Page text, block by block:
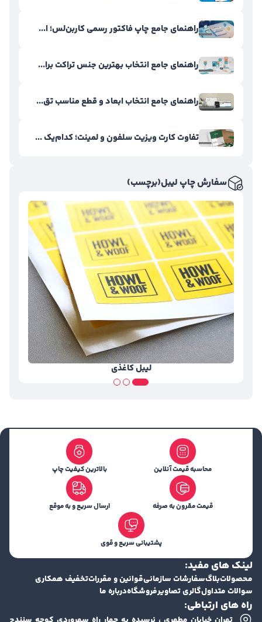
راهنمای جامع چاپ فاکتور رسمی کاربن‌لس؛ ا...
راهنمای جامع انتخاب بهترین جنس تراکت برا...
راهنمای جامع انتخاب ابعاد و قطع مناسب تق...
تفاوت کارت ویزیت سلفون و لمینت؛ کدام‌یک ...
سفارش چاپ لیبل(برچسب)
لیبل کاغذی
محاسبه قیمت آنلاین بالاترین کیفیت چاپ
قیمت مقرون به صرفه ارسال سریع و به موقع
پشتیبانی سریع و قوی
لینک های مفید:
محصولاتبلاگسفارشات سازمانیقوانین و مقرراتتخفیف همکاری
سوالات متداولگالری تصاویرفروشگاهدرباره ما
راه های ارتباطی: